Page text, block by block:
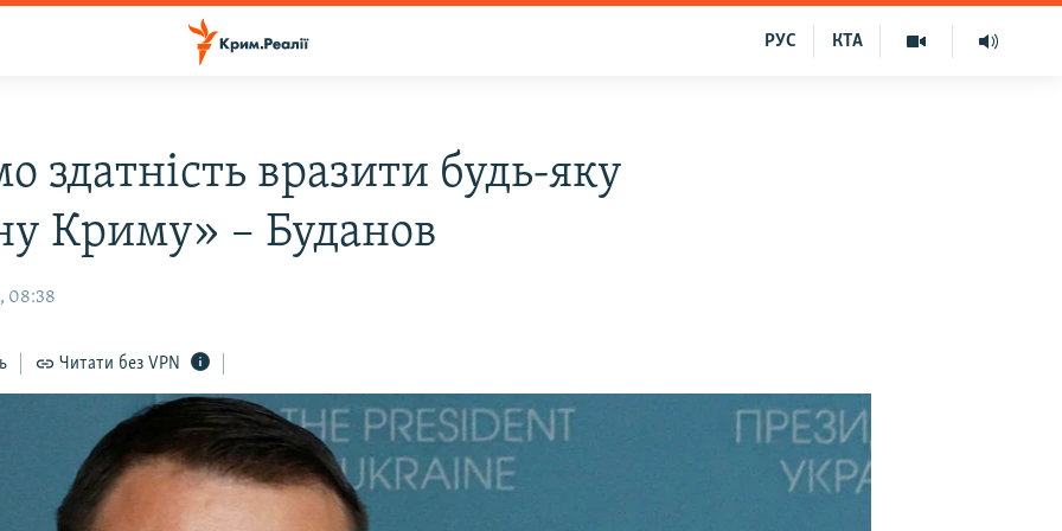
КТА
РУС
здатність вразити будь-яку
Криму» – Буданов
08:38
Читати без VPN